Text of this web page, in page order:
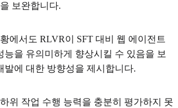
보완합니다.
에서도 RLVR이 SFT 대비 웹 에이전트
능을 유의미하게 향상시킬 수 있음을 보
발에 대한 방향성을 제시합니다.
위 작업 수행 능력을 충분히 평가하지 못